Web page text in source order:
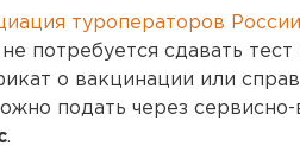
туроператоров России
потребуется сдавать тест
о вакцинации или
подать через
.